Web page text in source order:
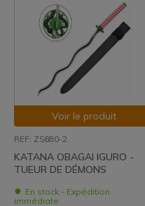
Voir le produit
REF: ZS680-2
KATANA OBAGAI IGURO -
TUEUR DE DÉMONS
En stock - Expédition
immédiate